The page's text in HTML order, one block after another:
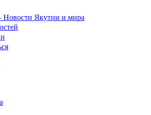
Новости Якутии и мира